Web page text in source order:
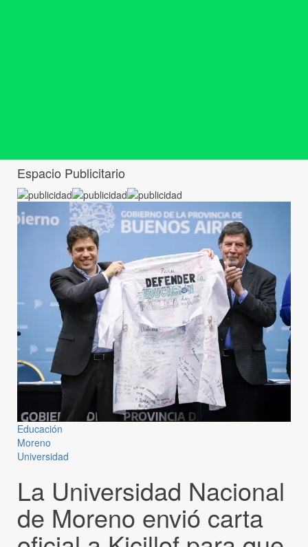
Espacio Publicitario
Educación
Moreno
Universidad
La Universidad Nacional
de Moreno envió carta